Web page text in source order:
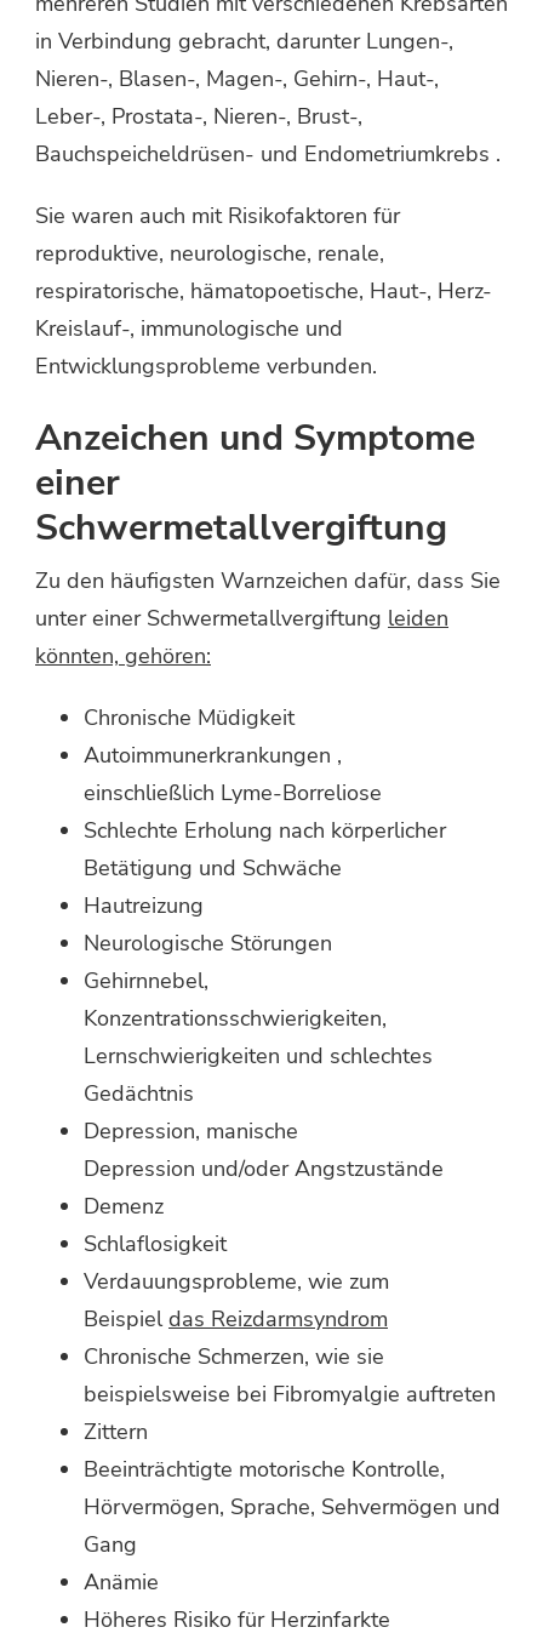
in Verbindung gebracht, darunter Lungen-,
Nieren-, Blasen-, Magen-, Gehirn-, Haut-,
Leber-, Prostata-, Nieren-, Brust-,
Bauchspeicheldrüsen- und Endometriumkrebs .
Sie waren auch mit Risikofaktoren für
reproduktive, neurologische, renale,
respiratorische, hämatopoetische, Haut-, Herz-
Kreislauf-, immunologische und
Entwicklungsprobleme verbunden.
Anzeichen und Symptome
einer
Schwermetallvergiftung
Zu den häufigsten Warnzeichen dafür, dass Sie
unter einer Schwermetallvergiftung leiden
könnten, gehören:
Chronische Müdigkeit
Autoimmunerkrankungen ,
einschließlich Lyme-Borreliose
Schlechte Erholung nach körperlicher
Betätigung und Schwäche
Hautreizung
Neurologische Störungen
Gehirnnebel,
Konzentrationsschwierigkeiten,
Lernschwierigkeiten und schlechtes
Gedächtnis
Depression, manische
Depression und/oder Angstzustände
Demenz
Schlaflosigkeit
Verdauungsprobleme, wie zum
Beispieldas Reizdarmsyndrom
Chronische Schmerzen, wie sie
beispielsweise bei Fibromyalgie auftreten
Zittern
Beeinträchtigte motorische Kontrolle,
Hörvermögen, Sprache, Sehvermögen und
Gang
Anämie
Höheres Risiko für Herzinfarkte